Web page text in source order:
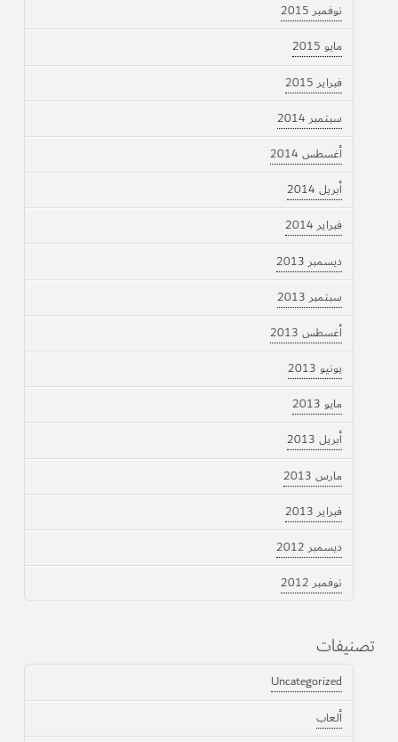
نوفمبر 2015
مايو 2015
فبراير 2015
سبتمبر 2014
أغسطس 2014
أبريل 2014
فبراير 2014
ديسمبر 2013
سبتمبر 2013
أغسطس 2013
يونيو 2013
مايو 2013
أبريل 2013
مارس 2013
فبراير 2013
ديسمبر 2012
نوفمبر 2012
تصنيفات
Uncategorized
ألعاب